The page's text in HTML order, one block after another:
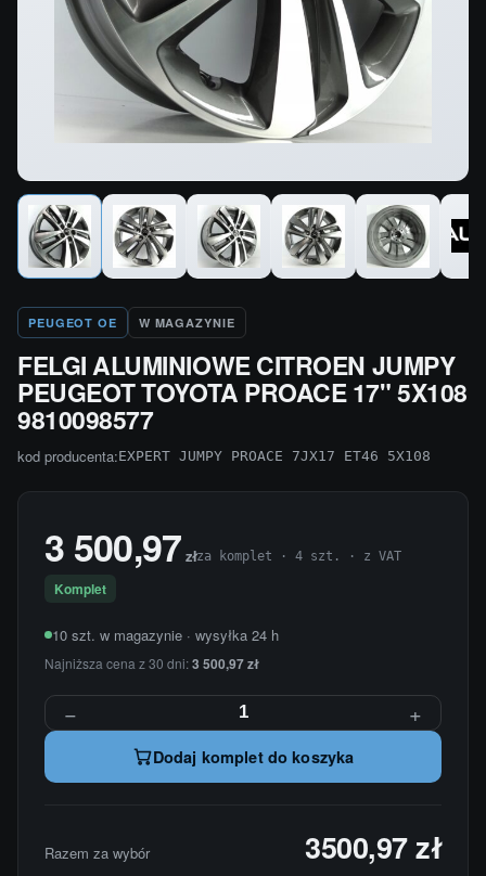
PEUGEOT OE W MAGAZYNIE
FELGI ALUMINIOWE CITROEN JUMPY
PEUGEOT TOYOTA PROACE 17" 5X108
9810098577
kod producenta:EXPERT JUMPY PROACE 7JX17 ET46 5X108
3 500,97 złza komplet · 4 szt. · z VAT
Komplet
10 szt. w magazynie · wysyłka 24 h
Najniższa cena z 30 dni:3 500,97 zł
− +
Dodaj komplet do koszyka
Razem za wybór 3500,97 zł